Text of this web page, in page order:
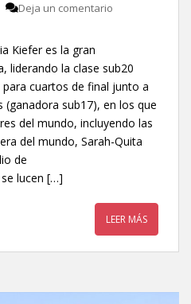
Deja un comentario
Kiefer es la gran
liderando la clase sub20
cuartos de final junto a
sub17), en los que
del mundo, incluyendo las
del mundo, Sarah-Quita
de
lucen […]
LEER MÁS